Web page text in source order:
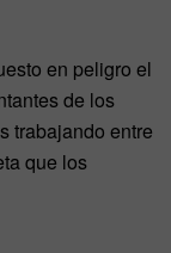
en peligro el
de los
trabajando entre
que los